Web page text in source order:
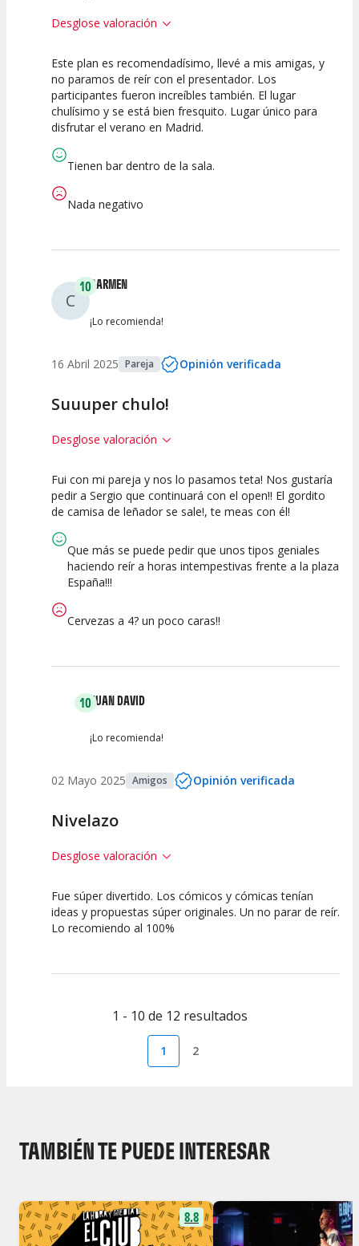
Desglose valoración
10
Calidad del
Espectáculo
10
Puesta en
Escena
10
Interpretación
artística
Este plan es recomendadísimo, llevé a mis amigas, y
no paramos de reír con el presentador. Los
participantes fueron increíbles también. El lugar
chulísimo y se está bien fresquito. Lugar único para
disfrutar el verano en Madrid.
Tienen bar dentro de la sala.
Nada negativo
C
10CARMEN
¡Lo recomienda!
16 Abril 2025 Pareja Opinión verificada
Suuuper chulo!
Desglose valoración
10
Calidad del
10
Puesta en
10
Interpretación
Fui con mi pareja y nos lo pasamos teta! Nos gustaría
pedir a Sergio que continuará con el open!! El gordito
de camisa de leñador se sale!, te meas con él!
Que más se puede pedir que unos tipos geniales
haciendo reír a horas intempestivas frente a la plaza
España!!!
Cervezas a 4? un poco caras!!
10JUAN DAVID
¡Lo recomienda!
02 Mayo 2025 Amigos Opinión verificada
Nivelazo
Desglose valoración
10
Calidad del
10
Puesta en
10
Fue súper divertido. Los cómicos y cómicas tenían
ideas y propuestas súper originales. Un no parar de reír.
Lo recomiendo al 100%
1 - 10 de 12 resultados
1 2
TAMBIÉN TE PUEDE INTERESAR
8.8